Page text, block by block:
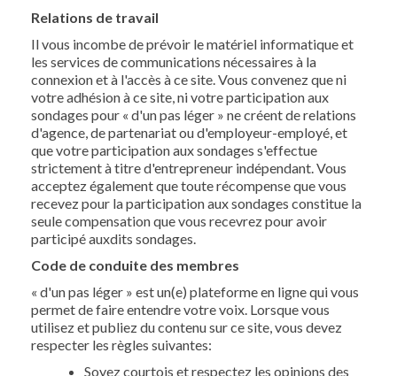
Relations de travail
Il vous incombe de prévoir le matériel informatique et
les services de communications nécessaires à la
connexion et à l'accès à ce site. Vous convenez que ni
votre adhésion à ce site, ni votre participation aux
sondages pour « d'un pas léger » ne créent de relations
d'agence, de partenariat ou d'employeur-employé, et
que votre participation aux sondages s'effectue
strictement à titre d'entrepreneur indépendant. Vous
acceptez également que toute récompense que vous
recevez pour la participation aux sondages constitue la
seule compensation que vous recevrez pour avoir
participé auxdits sondages.
Code de conduite des membres
« d'un pas léger » est un(e) plateforme en ligne qui vous
permet de faire entendre votre voix. Lorsque vous
utilisez et publiez du contenu sur ce site, vous devez
respecter les règles suivantes:
Soyez courtois et respectez les opinions des